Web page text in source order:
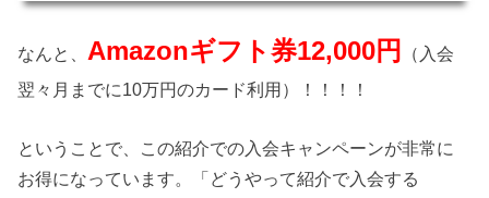
なんと、 Amazonギフト券12,000円
（入会
翌々月までに10万円のカード利用）！！！！
ということで、この紹介での入会キャンペーンが非常に
お得になっています。「どうやって紹介で入会する